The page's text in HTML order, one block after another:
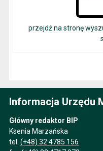
przejdź na stronę
Informacja Urzędu
Główny redaktor BIP
Ksenia Marzańska
tel. (+48) 32 4785 156